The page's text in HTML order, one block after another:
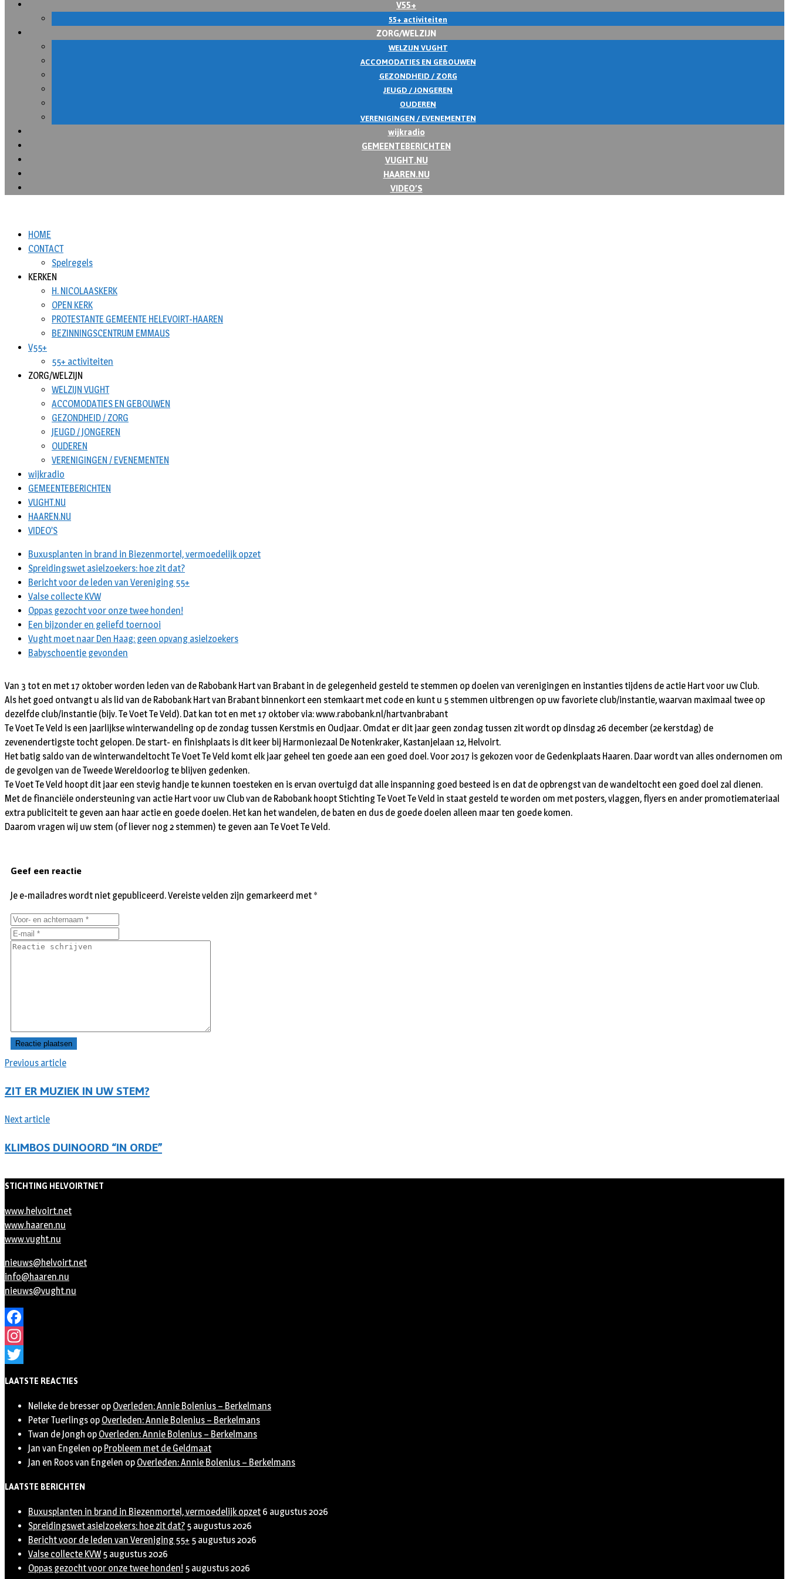
V55+
55+ activiteiten
ZORG/WELZIJN
WELZIJN VUGHT
ACCOMODATIES EN GEBOUWEN
GEZONDHEID / ZORG
JEUGD / JONGEREN
OUDEREN
VERENIGINGEN / EVENEMENTEN
wijkradio
GEMEENTEBERICHTEN
VUGHT.NU
HAAREN.NU
VIDEO’S
HOME
CONTACT
Spelregels
KERKEN
H. NICOLAASKERK
OPEN KERK
PROTESTANTE GEMEENTE HELEVOIRT-HAAREN
BEZINNINGSCENTRUM EMMAUS
V55+
55+ activiteiten
ZORG/WELZIJN
WELZIJN VUGHT
ACCOMODATIES EN GEBOUWEN
GEZONDHEID / ZORG
JEUGD / JONGEREN
OUDEREN
VERENIGINGEN / EVENEMENTEN
wijkradio
GEMEENTEBERICHTEN
VUGHT.NU
HAAREN.NU
VIDEO’S
Buxusplanten in brand in Biezenmortel, vermoedelijk opzet
Spreidingswet asielzoekers: hoe zit dat?
Bericht voor de leden van Vereniging 55+
Valse collecte KVW
Oppas gezocht voor onze twee honden!
Een bijzonder en geliefd toernooi
Vught moet naar Den Haag: geen opvang asielzoekers
Babyschoentje gevonden
Van 3 tot en met 17 oktober worden leden van de Rabobank Hart van Brabant in de gelegenheid gesteld te stemmen op doelen van verenigingen en instanties tijdens de actie Hart voor uw Club.
Als het goed ontvangt u als lid van de Rabobank Hart van Brabant binnenkort een stemkaart met code en kunt u 5 stemmen uitbrengen op uw favoriete club/instantie, waarvan maximaal twee op
dezelfde club/instantie (bijv. Te Voet Te Veld). Dat kan tot en met 17 oktober via: www.rabobank.nl/hartvanbrabant
Te Voet Te Veld is een jaarlijkse winterwandeling op de zondag tussen Kerstmis en Oudjaar. Omdat er dit jaar geen zondag tussen zit wordt op dinsdag 26 december (2e kerstdag) de
zevenendertigste tocht gelopen. De start- en finishplaats is dit keer bij Harmoniezaal De Notenkraker, Kastanjelaan 12, Helvoirt.
Het batig saldo van de winterwandeltocht Te Voet Te Veld komt elk jaar geheel ten goede aan een goed doel. Voor 2017 is gekozen voor de Gedenkplaats Haaren. Daar wordt van alles ondernomen om
de gevolgen van de Tweede Wereldoorlog te blijven gedenken.
Te Voet Te Veld hoopt dit jaar een stevig handje te kunnen toesteken en is ervan overtuigd dat alle inspanning goed besteed is en dat de opbrengst van de wandeltocht een goed doel zal dienen.
Met de financiële ondersteuning van actie Hart voor uw Club van de Rabobank hoopt Stichting Te Voet Te Veld in staat gesteld te worden om met posters, vlaggen, flyers en ander promotiemateriaal
extra publiciteit te geven aan haar actie en goede doelen. Het kan het wandelen, de baten en dus de goede doelen alleen maar ten goede komen.
Daarom vragen wij uw stem (of liever nog 2 stemmen) te geven aan Te Voet Te Veld.
Previous article
ZIT ER MUZIEK IN UW STEM?
Next article
KLIMBOS DUINOORD “IN ORDE”
Geef een reactie
Je e-mailadres wordt niet gepubliceerd.Vereiste velden zijn gemarkeerd met *
STICHTING HELVOIRTNET
www.helvoirt.net
www.haaren.nu
www.vught.nu
nieuws@helvoirt.net
info@haaren.nu
nieuws@vught.nu
Facebook
Instagram
LAATSTE REACTIES
Nelleke de bresser op Overleden: Annie Bolenius – Berkelmans
Peter Tuerlings op Overleden: Annie Bolenius – Berkelmans
Twan de Jongh op Overleden: Annie Bolenius – Berkelmans
Jan van Engelen op Probleem met de Geldmaat
Jan en Roos van Engelen op Overleden: Annie Bolenius – Berkelmans
LAATSTE BERICHTEN
Buxusplanten in brand in Biezenmortel, vermoedelijk opzet 6 augustus 2026
Spreidingswet asielzoekers: hoe zit dat? 5 augustus 2026
Bericht voor de leden van Vereniging 55+ 5 augustus 2026
Valse collecte KVW 5 augustus 2026
Oppas gezocht voor onze twee honden! 5 augustus 2026